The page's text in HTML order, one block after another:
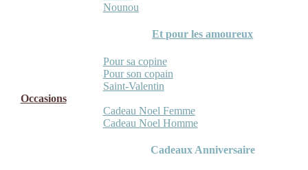
Nounou
Et pour les amoureux
Pour sa copine
Pour son copain
Saint-Valentin
Occasions
Cadeau Noel Femme
Cadeau Noel Homme
Cadeaux Anniversaire